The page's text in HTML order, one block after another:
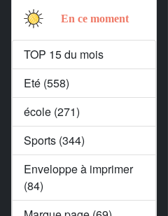
En ce moment
TOP 15 du mois
Eté (558)
école (271)
Sports (344)
Enveloppe à imprimer
(84)